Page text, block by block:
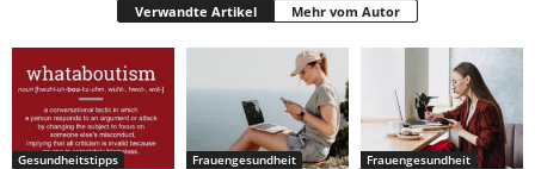
Verwandte Artikel Mehr vom Autor
Gesundheitstipps Frauengesundheit Frauengesundheit